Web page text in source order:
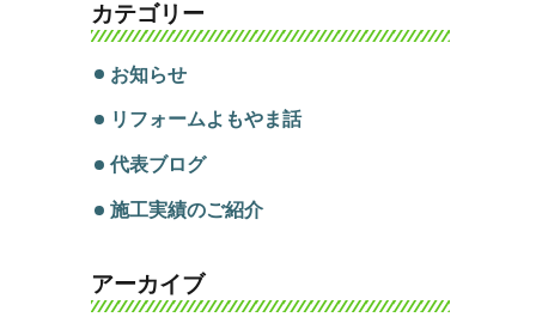
カテゴリー
お知らせ
リフォームよもやま話
代表ブログ
施工実績のご紹介
アーカイブ